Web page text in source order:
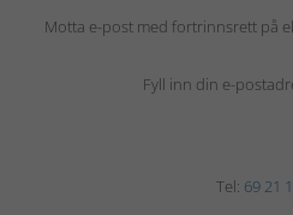
Motta e-post med fortrinnsrett på
Fyll inn din e-
Tel: 69 21